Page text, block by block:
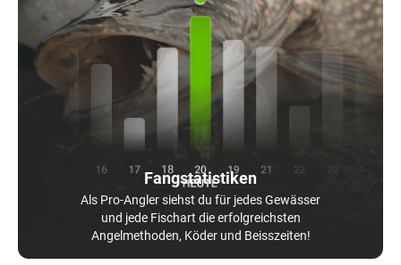
Fangstatistiken
Als Pro-Angler siehst du für jedes Gewässer
und jede Fischart die erfolgreichsten
Angelmethoden, Köder und Beisszeiten!